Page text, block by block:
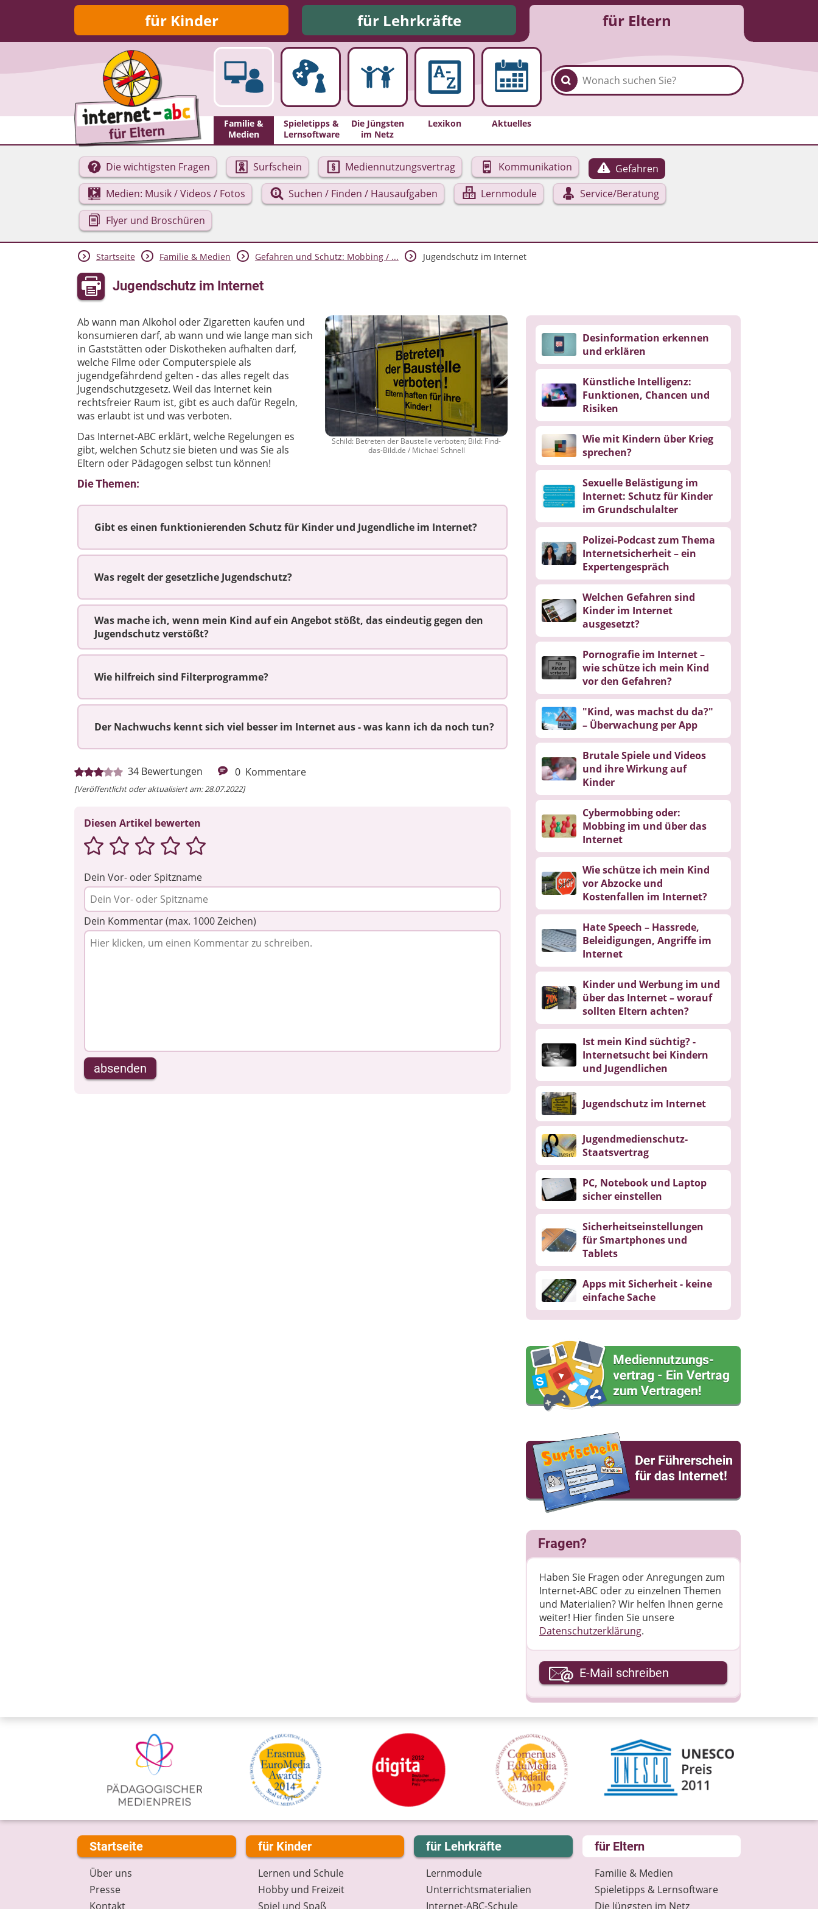
für Kinder für Lehrkräfte für Eltern
Familie &
Medien
Spieletipps &
Lernsoftware
Die Jüngsten
im Netz
Lexikon Aktuelles
Die wichtigsten Fragen Surfschein Mediennutzungsvertrag Kommunikation
Gefahren
Medien: Musik / Videos / Fotos
Suchen / Finden / Hausaufgaben Lernmodule
Service/Beratung
Flyer und Broschüren
Startseite Familie & Medien Gefahren und Schutz: Mobbing / ... Jugendschutz im Internet
Jugendschutz im Internet
Schild: Betreten der Baustelle verboten; Bild: Find-
das-Bild.de / Michael Schnell
Ab wann man Alkohol oder Zigaretten kaufen und
konsumieren darf, ab wann und wie lange man sich
in Gaststätten oder Diskotheken aufhalten darf,
welche Filme oder Computerspiele als
jugendgefährdend gelten - das alles regelt das
Jugendschutzgesetz. Weil das Internet kein
rechtsfreier Raum ist, gibt es auch dafür Regeln,
was erlaubt ist und was verboten.
Das Internet-ABC erklärt, welche Regelungen es
gibt, welchen Schutz sie bieten und was Sie als
Eltern oder Pädagogen selbst tun können!
Die Themen:
Gibt es einen funktionierenden Schutz für Kinder und Jugendliche im Internet?
Was regelt der gesetzliche Jugendschutz?
Was mache ich, wenn mein Kind auf ein Angebot stößt, das eindeutig gegen den
Jugendschutz verstößt?
Wie hilfreich sind Filterprogramme?
Der Nachwuchs kennt sich viel besser im Internet aus - was kann ich da noch tun?
34 Bewertungen 0 Kommentare
[Veröffentlicht oder aktualisiert am: 28.07.2022]
Diesen Artikel bewerten
Dein Vor- oder Spitzname
Dein Kommentar (max. 1000 Zeichen)
absenden
Desinformation erkennen
und erklären
Künstliche Intelligenz:
Funktionen, Chancen und
Risiken
Wie mit Kindern über Krieg
sprechen?
Sexuelle Belästigung im
Internet: Schutz für Kinder
im Grundschulalter
Polizei-Podcast zum Thema
Internetsicherheit – ein
Expertengespräch
Welchen Gefahren sind
Kinder im Internet
ausgesetzt?
Pornografie im Internet –
wie schütze ich mein Kind
vor den Gefahren?
"Kind, was machst du da?"
– Überwachung per App
Brutale Spiele und Videos
und ihre Wirkung auf
Kinder
Cybermobbing oder:
Mobbing im und über das
Internet
Wie schütze ich mein Kind
vor Abzocke und
Kostenfallen im Internet?
Hate Speech – Hassrede,
Beleidigungen, Angriffe im
Internet
Kinder und Werbung im und
über das Internet – worauf
sollten Eltern achten?
Ist mein Kind süchtig? -
Internetsucht bei Kindern
und Jugendlichen
Jugendschutz im Internet
Jugendmedienschutz-
Staatsvertrag
PC, Notebook und Laptop
sicher einstellen
Sicherheitseinstellungen
für Smartphones und
Tablets
Apps mit Sicherheit - keine
einfache Sache
Fragen?
Haben Sie Fragen oder Anregungen zum
Internet-ABC oder zu einzelnen Themen
und Materialien? Wir helfen Ihnen gerne
weiter! ​Hier finden Sie unsere
Datenschutzerklärung.
Ihre E-Mail-Adresse
Ihre Nachricht
E-Mail schreiben
Startseite
Über uns
Presse
Kontakt
für Kinder
Lernen und Schule
Hobby und Freizeit
Spiel und Spaß
für Lehrkräfte
Lernmodule
Unterrichts­materialien
Internet-ABC-Schule
für Eltern
Familie & Medien
Spieletipps & Lernsoftware
Die Jüngsten im Netz